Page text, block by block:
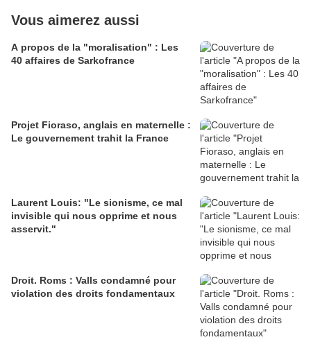
Vous aimerez aussi
A propos de la "moralisation" : Les
40 affaires de Sarkofrance
Projet Fioraso, anglais en maternelle :
Le gouvernement trahit la France
Laurent Louis: "Le sionisme, ce mal
invisible qui nous opprime et nous
asservit."
Droit. Roms : Valls condamné pour
violation des droits fondamentaux